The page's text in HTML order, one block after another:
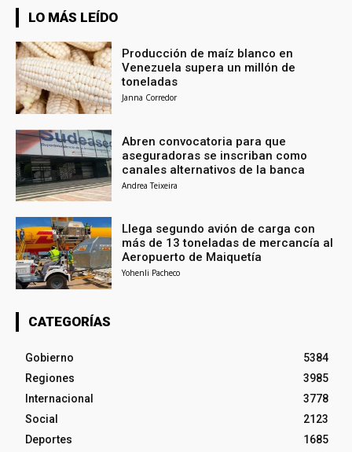
LO MÁS LEÍDO
Producción de maíz blanco en
Venezuela supera un millón de
toneladas
Janna Corredor
Abren convocatoria para que
aseguradoras se inscriban como
canales alternativos de la banca
Andrea Teixeira
Llega segundo avión de carga con
más de 13 toneladas de mercancía al
Aeropuerto de Maiquetía
Yohenli Pacheco
CATEGORÍAS
Gobierno
5384
Regiones
3985
Internacional
3778
Social
2123
Deportes
1685